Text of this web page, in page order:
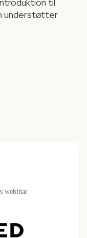
understøtter